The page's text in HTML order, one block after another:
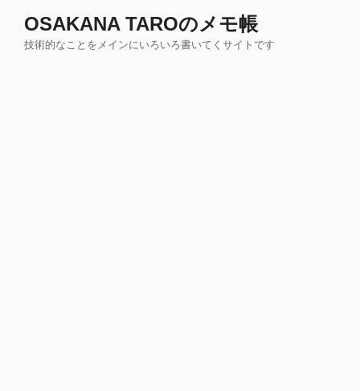
OSAKANA TAROのメモ帳
技術的なことをメインにいろいろ書いてくサイトです